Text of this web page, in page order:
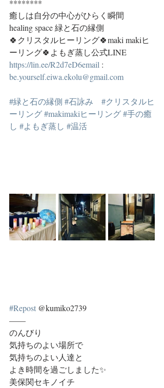
********
癒しは自分の中心がひらく瞬間
healing space 緑と石の縁側
🍀クリスタルヒーリング🍀maki makiヒ
ーリング🍀よもぎ蒸し公式LINE
https://lin.ee/R2d7eD6email :
be.yourself.eiwa.ekolu@gmail.com
#緑と石の縁側 #石詠み
#クリスタルヒ
ーリング#makimakiヒーリング#手の癒
し #よもぎ蒸し #温活
#Repost @kumiko2739
——
のんびり
気持ちのよい場所で
気持ちのよい人達と
よき時間を過ごしました✨
美保関セキノイチ